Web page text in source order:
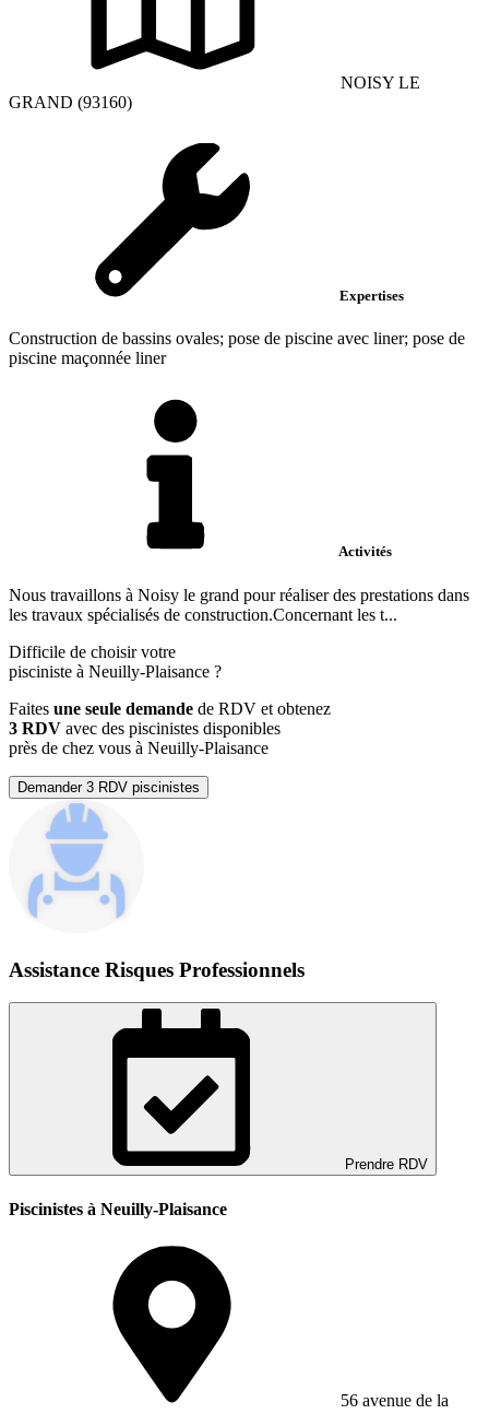
NOISY LE
GRAND (93160)
Expertises
Construction de bassins ovales; pose de piscine avec liner; pose de
piscine maçonnée liner
Activités
Nous travaillons à Noisy le grand pour réaliser des prestations dans
les travaux spécialisés de construction.Concernant les t...
Difficile de choisir votre
pisciniste à Neuilly-Plaisance ?
Faites une seule demande de RDV et obtenez
3 RDV avec des piscinistes disponibles
près de chez vous à Neuilly-Plaisance
Demander 3 RDV piscinistes
Assistance Risques Professionnels
Prendre RDV
Piscinistes à Neuilly-Plaisance
56 avenue de la